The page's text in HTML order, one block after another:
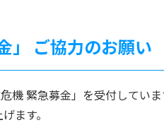
」 ご協力のお願い
機 緊急募金」を受付してい
ます。